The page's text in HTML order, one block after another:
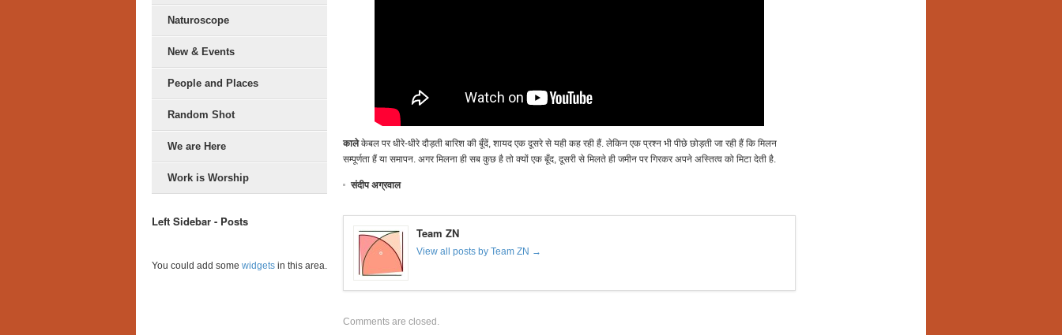
Naturoscope
New & Events
People and Places
Random Shot
We are Here
Work is Worship
Left Sidebar - Posts
You could add some widgets in this area.
कालेकेबल पर धीरे-धीरे दौड़ती बारिश की बूँदें, शायद एक दूसरे से यही कह रही हैं. लेकिन एक प्रश्न भी पीछे छोड़ती जा रही हैं कि मिलन
सम्पूर्णता हैं या समापन. अगर मिलना ही सब कुछ है तो क्यों एक बूँद, दूसरी से मिलते ही जमीन पर गिरकर अपने अस्तित्व को मिटा देती है.
संदीप अग्रवाल
Team ZN
View all posts by Team ZN →
Comments are closed.